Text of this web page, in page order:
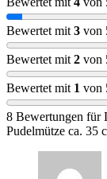
Bewertet mit 3 von
Bewertet mit 2 von
Bewertet mit 1 von
8 Bewertungen für
Pudelmütze ca. 35